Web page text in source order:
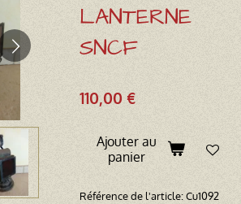
LANTERNE
SNCF
110,00 €
Ajouter au
panier
Référence de l'article:Cu1092